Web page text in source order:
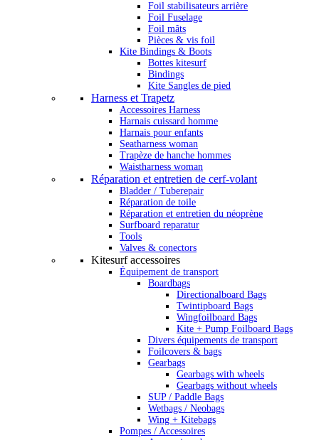
Foil stabilisateurs arrière
Foil Fuselage
Foil mâts
Pièces & vis foil
Kite Bindings & Boots
Bottes kitesurf
Bindings
Kite Sangles de pied
Harness et Trapetz
Accessoires Harness
Harnais cuissard homme
Harnais pour enfants
Seatharness woman
Trapèze de hanche hommes
Waistharness woman
Réparation et entretien de cerf-volant
Bladder / Tuberepair
Réparation de toile
Réparation et entretien du néoprène
Surfboard reparatur
Tools
Valves & conectors
Kitesurf accessoires
Équipement de transport
Boardbags
Directionalboard Bags
Twintipboard Bags
Wingfoilboard Bags
Kite + Pump Foilboard Bags
Divers équipements de transport
Foilcovers & bags
Gearbags
Gearbags with wheels
Gearbags without wheels
SUP / Paddle Bags
Wetbags / Neobags
Wing + Kitebags
Pompes / Accessoires